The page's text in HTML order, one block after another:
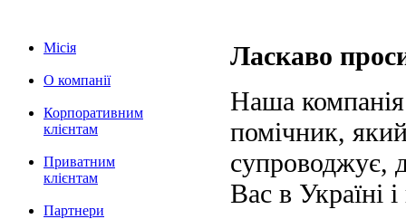
Місія
О компанії
Корпоративним
клієнтам
Приватним
клієнтам
Партнери
Ласкаво
Наша
помічник,
супроводжує,
Вас в Україні